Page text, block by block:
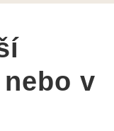
v